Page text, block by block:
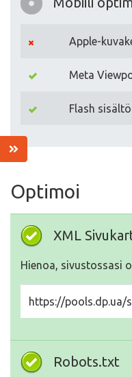
Apple-
Meta
Flash sisältö
Optimoi
XML
Hienoa, sivustossasi
https://pools.dp.ua/
Robots.txt